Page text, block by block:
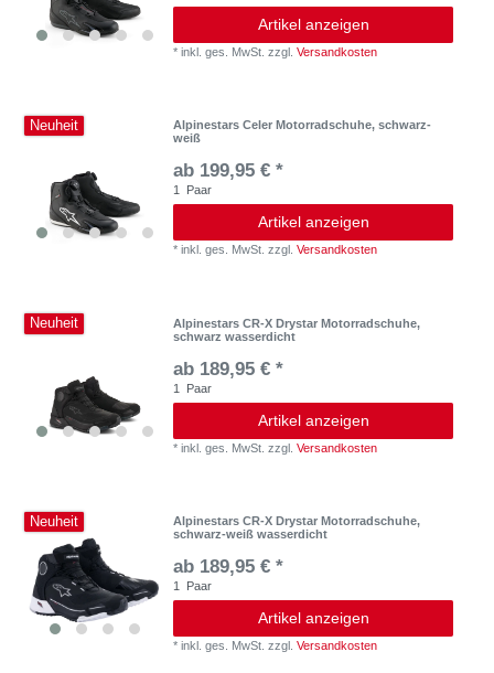
Artikel anzeigen
*inkl. ges. MwSt. zzgl.Versandkosten
Neuheit
Alpinestars Celer Motorradschuhe, schwarz-
weiß
ab 199,95 € *
1 Paar
Artikel anzeigen
*inkl. ges. MwSt. zzgl.Versandkosten
Neuheit
Alpinestars CR-X Drystar Motorradschuhe,
schwarz wasserdicht
ab 189,95 € *
1 Paar
Artikel anzeigen
*inkl. ges. MwSt. zzgl.Versandkosten
Neuheit
Alpinestars CR-X Drystar Motorradschuhe,
schwarz-weiß wasserdicht
ab 189,95 € *
1 Paar
Artikel anzeigen
*inkl. ges. MwSt. zzgl.Versandkosten